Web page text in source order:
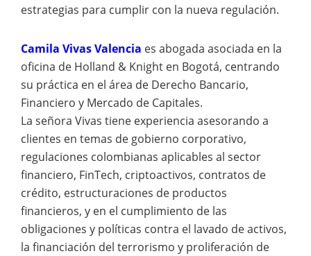
estrategias para cumplir con la nueva regulación.
Camila Vivas Valencia es abogada asociada en la
oficina de Holland & Knight en Bogotá, centrando
su práctica en el área de Derecho Bancario,
Financiero y Mercado de Capitales.
La señora Vivas tiene experiencia asesorando a
clientes en temas de gobierno corporativo,
regulaciones colombianas aplicables al sector
financiero, FinTech, criptoactivos, contratos de
crédito, estructuraciones de productos
financieros, y en el cumplimiento de las
obligaciones y políticas contra el lavado de activos,
la financiación del terrorismo y proliferación de